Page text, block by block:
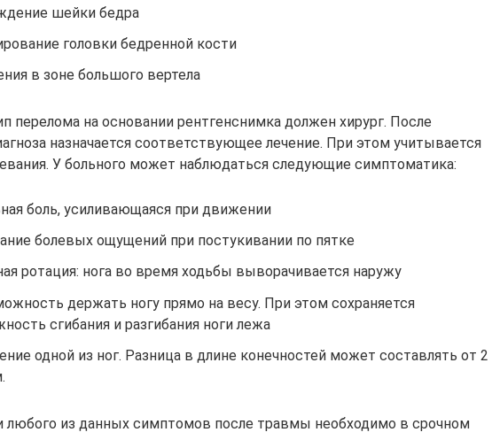
шейки бедра
головки бедренной кости
в зоне большого вертела
перелома на основании рентгенснимка должен хирург. После
назначается соответствующее лечение. При этом учитывается
У больного может наблюдаться следующие симптоматика:
боль, усиливающаяся при движении
болевых ощущений при постукивании по пятке
ротация: нога во время ходьбы выворачивается наружу
держать ногу прямо на весу. При этом сохраняется
сгибания и разгибания ноги лежа
одной из ног. Разница в длине конечностей может составлять от 2
любого из данных симптомов после травмы необходимо в срочном